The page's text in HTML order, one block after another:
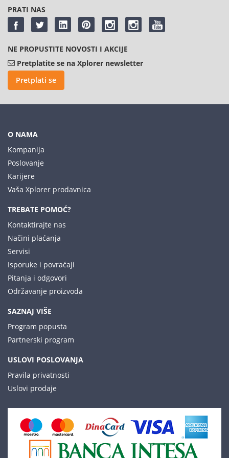
PRATI NAS
NE PROPUSTITE NOVOSTI I AKCIJE
Pretplatite se na Xplorer newsletter
Pretplati se
O NAMA
Kompanija
Poslovanje
Karijere
Vaša Xplorer prodavnica
TREBATE POMOĆ?
Kontaktirajte nas
Načini plaćanja
Servisi
Isporuke i povraćaji
Pitanja i odgovori
Održavanje proizvoda
SAZNAJ VIŠE
Program popusta
Partnerski program
USLOVI POSLOVANJA
Pravila privatnosti
Uslovi prodaje